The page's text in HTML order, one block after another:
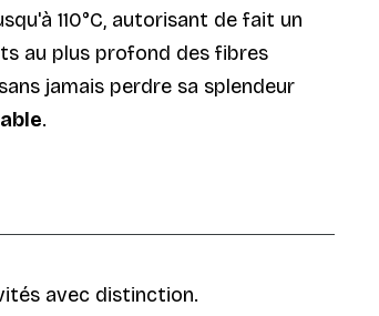
110°C, autorisant de fait un
au plus profond des fibres
jamais perdre sa splendeur
.
avec distinction.